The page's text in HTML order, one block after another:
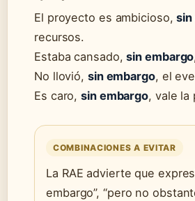
El proyecto es ambicioso,sin
recursos.
Estaba cansado,sin embargo
No llovió, sin embargo, el
Es caro,sin embargo, vale la
COMBINACIONES A EVITAR
La RAE advierte que
embargo”, “pero no